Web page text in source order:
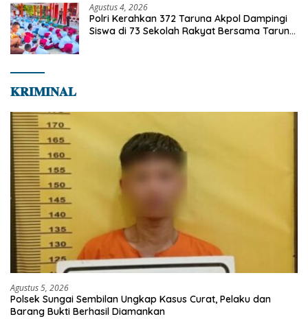
Agustus 4, 2026
Polri Kerahkan 372 Taruna Akpol Dampingi
Siswa di 73 Sekolah Rakyat Bersama Taruna
𝐊𝐑𝐈𝐌𝐈𝐍𝐀𝐋
Agustus 5, 2026
Polsek Sungai Sembilan Ungkap Kasus Curat, Pelaku dan
Barang Bukti Berhasil Diamankan